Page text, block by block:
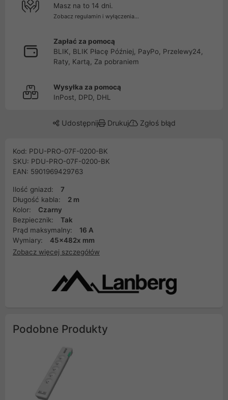
Masz na to 14 dni.
Zobacz regulamin i wyłączenia...
Zapłać za pomocą
BLIK, BLIK Płacę Później, PayPo, Przelewy24,
Raty, Kartą, Za pobraniem
Wysyłka za pomocą
InPost, DPD, DHL
Udostępnij Drukuj Zgłoś błąd
Kod: PDU-PRO-07F-0200-BK
SKU: PDU-PRO-07F-0200-BK
EAN: 5901969429763
Ilość gniazd:
7
Długość kabla:
2 m
Kolor:
Czarny
Bezpiecznik:
Tak
Prąd maksymalny:
16 A
Wymiary:
45x482x mm
Zobacz więcej szczegółów
Podobne Produkty